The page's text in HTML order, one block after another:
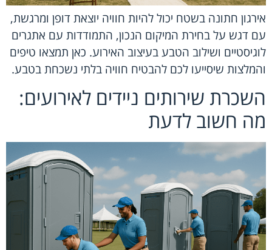
אירגון חתונה בשטח יכול להיות חוויה יוצאת דופן ומרגשת,
עם דגש על בחירת המיקום הנכון, התמודדות עם אתגרים
לוגיסטיים ושילוב הטבע בעיצוב האירוע. כאן תמצאו טיפים
והמלצות שיסייעו לכם להבטיח חוויה בלתי נשכחת בטבע.
השכרת שירותים ניידים לאירועים:
מה חשוב לדעת